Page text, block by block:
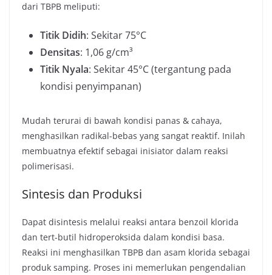
dari TBPB meliputi:
Titik Didih: Sekitar 75°C
Densitas: 1,06 g/cm³
Titik Nyala: Sekitar 45°C (tergantung pada
kondisi penyimpanan)
Mudah terurai di bawah kondisi panas & cahaya,
menghasilkan radikal-bebas yang sangat reaktif. Inilah
membuatnya efektif sebagai inisiator dalam reaksi
polimerisasi.
Sintesis dan Produksi
Dapat disintesis melalui reaksi antara benzoil klorida
dan tert-butil hidroperoksida dalam kondisi basa.
Reaksi ini menghasilkan TBPB dan asam klorida sebagai
produk samping. Proses ini memerlukan pengendalian